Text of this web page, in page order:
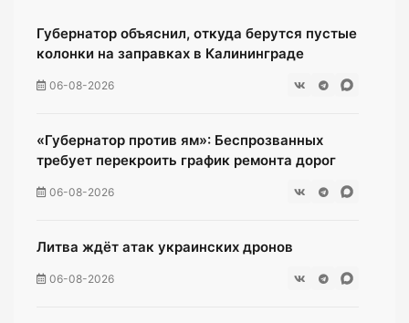
Губернатор объяснил, откуда берутся пустые
колонки на заправках в Калининграде
06-08-2026
«Губернатор против ям»: Беспрозванных
требует перекроить график ремонта дорог
06-08-2026
Литва ждёт атак украинских дронов
06-08-2026